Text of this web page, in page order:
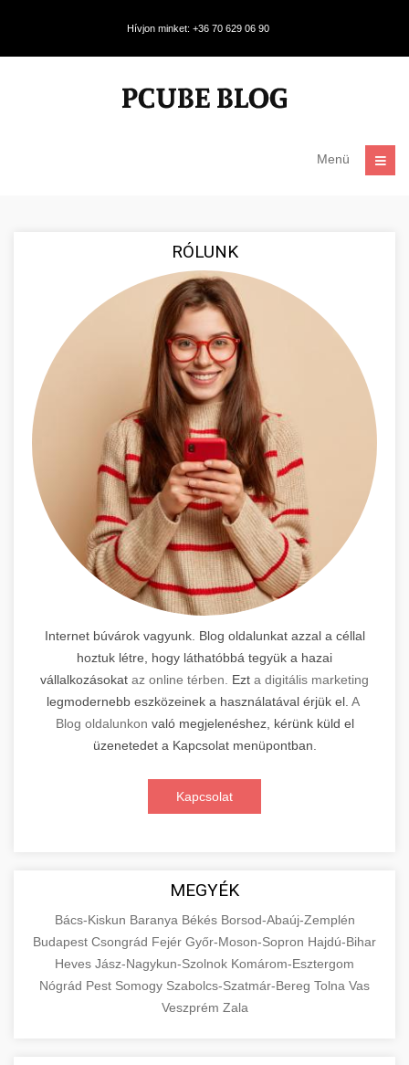
Hívjon minket: +36 70 629 06 90
Menü
RÓLUNK
Internet búvárok vagyunk. Blog oldalunkat azzal a céllal
hoztuk létre, hogy láthatóbbá tegyük a hazai
vállalkozásokat az online térben. Ezt a digitális marketing
legmodernebb eszközeinek a használatával érjük el. A
Blog oldalunkon való megjelenéshez, kérünk küld el
üzenetedet a Kapcsolat menüpontban.
Kapcsolat
MEGYÉK
Bács-Kiskun Baranya Békés Borsod-Abaúj-Zemplén
Budapest Csongrád Fejér Győr-Moson-Sopron Hajdú-Bihar
Heves Jász-Nagykun-Szolnok Komárom-Esztergom
Nógrád Pest Somogy Szabolcs-Szatmár-Bereg Tolna Vas
Veszprém Zala